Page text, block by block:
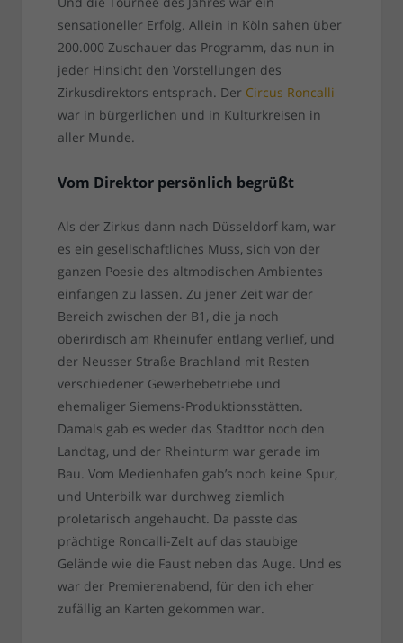
sensationeller Erfolg. Allein in Köln sahen über
200.000 Zuschauer das Programm, das nun in
jeder Hinsicht den Vorstellungen des
Zirkusdirektors entsprach. Der Circus Roncalli
war in bürgerlichen und in Kulturkreisen in
aller Munde.
Vom Direktor persönlich begrüßt
Als der Zirkus dann nach Düsseldorf kam, war
es ein gesellschaftliches Muss, sich von der
ganzen Poesie des altmodischen Ambientes
einfangen zu lassen. Zu jener Zeit war der
Bereich zwischen der B1, die ja noch
oberirdisch am Rheinufer entlang verlief, und
der Neusser Straße Brachland mit Resten
verschiedener Gewerbebetriebe und
ehemaliger Siemens-Produktionsstätten.
Damals gab es weder das Stadttor noch den
Landtag, und der Rheinturm war gerade im
Bau. Vom Medienhafen gab’s noch keine Spur,
und Unterbilk war durchweg ziemlich
proletarisch angehaucht. Da passte das
prächtige Roncalli-Zelt auf das staubige
Gelände wie die Faust neben das Auge. Und es
war der Premierenabend, für den ich eher
zufällig an Karten gekommen war.